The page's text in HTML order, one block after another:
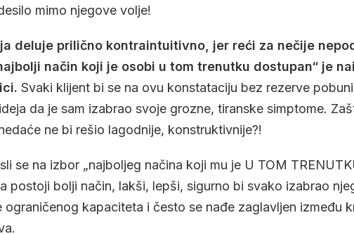
mimo njegove volje!
deluje prilično kontraintuitivno, jer reći za nečije
način koji je osobi u tom trenutku dostupan“ je
Svaki klijent bi se na ovu konstataciju bez rezerve
da je sam izabrao svoje grozne, tiranske simptome.
ne bi rešio lagodnije, konstruktivnije?!
se na izbor „najboljeg načina koji mu je U TOM
postoji bolji način, lakši, lepši, sigurno bi svako izabrao
ograničenog kapaciteta i često se nađe zaglavljen između